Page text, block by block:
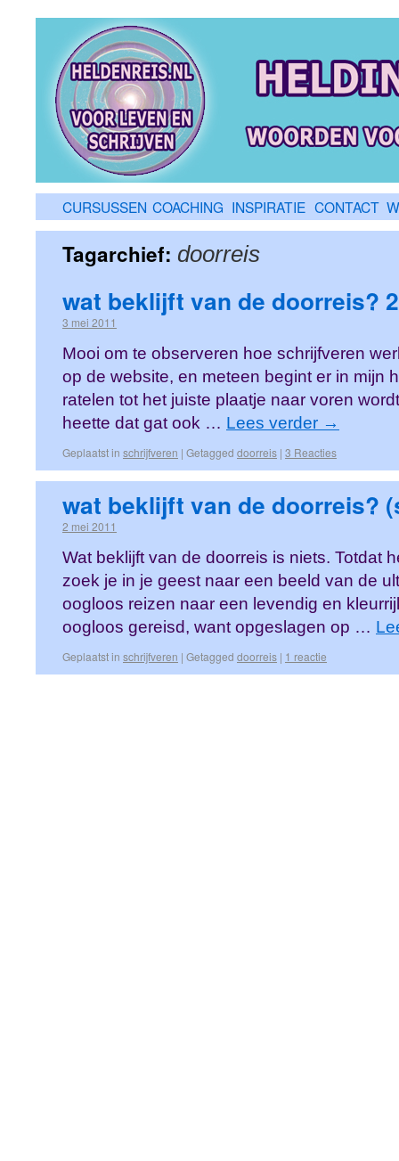
CURSUSSEN COACHING INSPIRATIE CONTACT
Tagarchief: doorreis
wat beklijft van de doorreis?
3 mei 2011
Mooi om te observeren hoe schrijfveren
op de website, en meteen begint er in mijn
ratelen tot het juiste plaatje naar voren
heette dat gat ook … Lees verder →
Geplaatst in schrijfveren | Getagged doorreis | 3 Reacties
wat beklijft van de doorreis?
2 mei 2011
Wat beklijft van de doorreis is niets. Totdat
zoek je in je geest naar een beeld van de
oogloos reizen naar een levendig en
oogloos gereisd, want opgeslagen op …
Geplaatst in schrijfveren | Getagged doorreis | 1 reactie